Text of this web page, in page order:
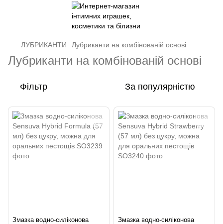
ЛУБРИКАНТИ Лубриканти на комбінованій основі
Лубриканти на комбінованій основі
Фільтр За популярністю
Змазка водно-силіконова
Змазка водно-силіконова